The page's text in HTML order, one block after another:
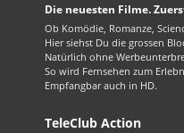
Die neuesten Filme.
Ob Komödie, Romanze,
Hier siehst Du die grossen
Natürlich ohne
So wird Fernsehen zum
Empfangbar auch in HD.
TeleClub Action